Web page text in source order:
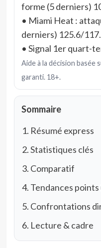
forme (5 derniers)
• Miami Heat :
derniers) 125.6/
• Signal 1er quart-
Aide à la décision basée
garanti. 18+.
Sommaire
Résumé express
Statistiques clés
Comparatif
Tendances
Confrontations
Lecture & cadre